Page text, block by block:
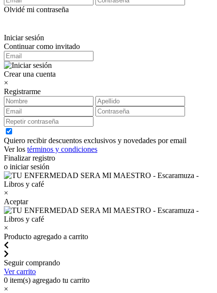
Olvidé mi contraseña
Iniciar sesión
Continuar como invitado
Crear una cuenta
×
Registrarme
Quiero recibir descuentos exclusivos y novedades por email
Ver los términos y condiciones
Finalizar registro
o iniciar sesión
×
Aceptar
×
Producto agregado a carrito
Seguir comprando
Ver carrito
0 item(s) agregado tu carrito
×